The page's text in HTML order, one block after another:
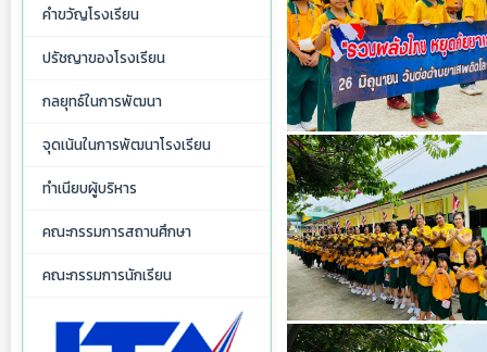
คำขวัญโรงเรียน
ปรัชญาของโรงเรียน
กลยุทธ์ในการพัฒนา
จุดเน้นในการพัฒนาโรงเรียน
ทำเนียบผู้บริหาร
คณะกรรมการสถานศึกษา
คณะกรรมการนักเรียน